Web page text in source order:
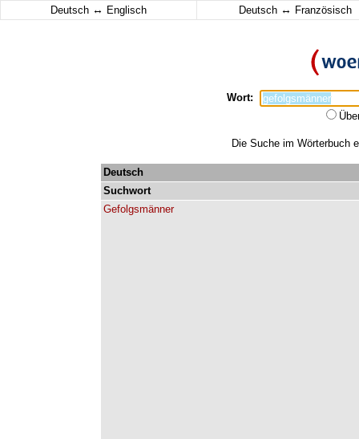
Deutsch ↔ Englisch Deutsch ↔ Französisch
Wort:
Die Suche im Wörterbuch
Deutsch
Suchwort
Gefolgsmänner